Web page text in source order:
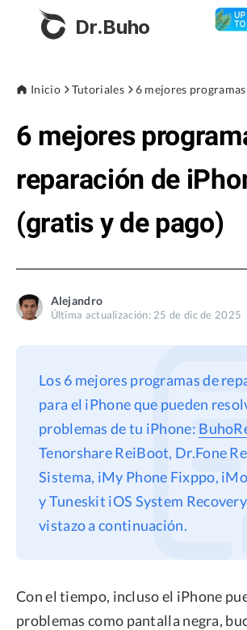
Dr.Buho
Productos
BuhoCleaner
BuhoRepair
BuhoLaunchpad
Tienda
Blog
Privacidad
Politica de Reembolso
Inicio Tutoriales
6 mejores
reparación de
(gratis y de pago)
Alejandro
Última actualización: 25 de dic de 2025
Los 6 mejores programas de
para el iPhone que pueden
problemas de tu iPhone:
Tenorshare ReiBoot, Dr.Fone
Sistema, iMy Phone Fixppo,
y Tuneskit iOS System
vistazo a continuación.
Con el tiempo, incluso el iPhone
problemas como pantalla negra,